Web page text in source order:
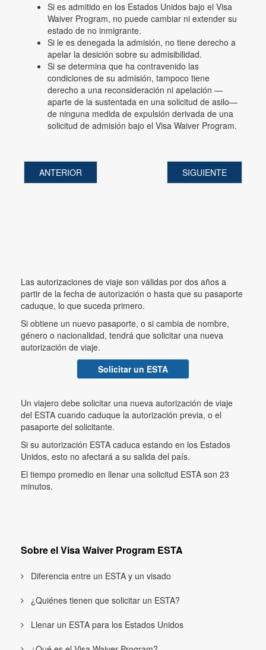
Si es admitido en los Estados Unidos bajo el Visa
Waiver Program, no puede cambiar ni extender su
estado de no inmigrante.
Si le es denegada la admisión, no tiene derecho a
apelar la desición sobre su admisibilidad.
Si se determina que ha contravenido las
condiciones de su admisión, tampoco tiene
derecho a una reconsideración ni apelación —
aparte de la sustentada en una solicitud de asilo—
de ninguna medida de expulsión derivada de una
solicitud de admisión bajo el Visa Waiver Program.
ANTERIOR SIGUIENTE
Las autorizaciones de viaje son válidas por dos años a
partir de la fecha de autorización o hasta que su pasaporte
caduque, lo que suceda primero.
Si obtiene un nuevo pasaporte, o si cambia de nombre,
género o nacionalidad, tendrá que solicitar una nueva
autorización de viaje.
Solicitar un ESTA
Un viajero debe solicitar una nueva autorización de viaje
del ESTA cuando caduque la autorización previa, o el
pasaporte del solicitante.
Si su autorización ESTA caduca estando en los Estados
Unidos, esto no afectará a su salida del país.
El tiempo promedio en llenar una solicitud ESTA son 23
minutos.
Sobre el Visa Waiver Program ESTA
Diferencia entre un ESTA y un visado
¿Quiénes tienen que solicitar un ESTA?
Llenar un ESTA para los Estados Unidos